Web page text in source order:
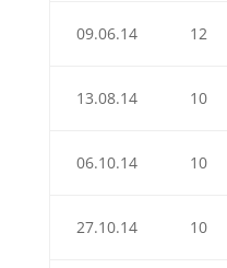
09.06.14 12
13.08.14 10
06.10.14 10
27.10.14 10